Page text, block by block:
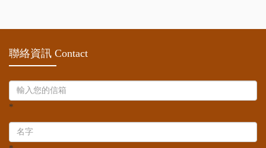
聯絡資訊 Contact
*